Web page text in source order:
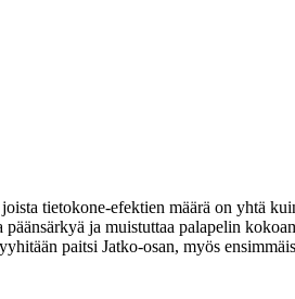
tietokone-efektien määrä on yhtä
ja muistuttaa palapelin
paitsi Jatko‑osan, myös